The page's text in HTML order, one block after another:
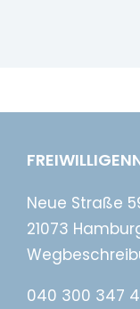
Neue Straße
21073
040 300 347